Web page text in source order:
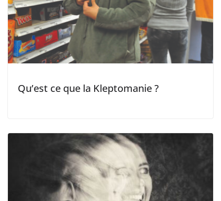
Qu’est ce que la Kleptomanie ?